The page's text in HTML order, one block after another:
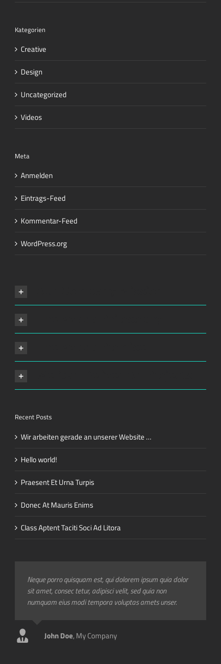
Kategorien
Creative
Design
Uncategorized
Videos
Meta
Anmelden
Eintrags-Feed
Kommentar-Feed
WordPress.org
Recent Posts
Wir arbeiten gerade an unserer Website …
Hello world!
Praesent Et Urna Turpis
Donec At Mauris Enims
Class Aptent Taciti Soci Ad Litora
Neque porro quisquam est, qui dolorem ipsum quia dolor
sit amet, consec tetur, adipisci velit, sed quia non
numquam eius modi tempora voluptas amets unser.
John Doe,My Company
Aliquam erat volutpat. Quisque at est id ligula facilisis
laoreet eget pulvinar nibh. Suspendisse at ultrices dui.
Curabitur ac felis arcu sadips ipsums fugiats nemis.
Luke Beck,Theme Fusion